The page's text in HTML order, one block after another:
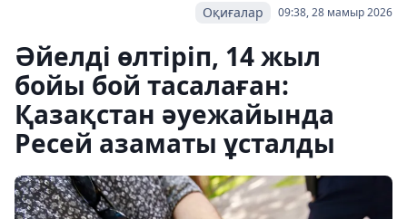
09:38, 28 мамыр 2026
Оқиғалар
Әйелді өлтіріп, 14 жыл
бойы бой тасалаған:
Қазақстан әуежайында
Ресей азаматы ұсталды